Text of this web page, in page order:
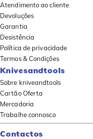
Atendimento ao cliente
Devoluções
Garantia
Desistência
Política de privacidade
Termos & Condições
Knivesandtools
Sobre kniveandtools
Cartão Oferta
Mercadoria
Trabalhe connosco
Contactos